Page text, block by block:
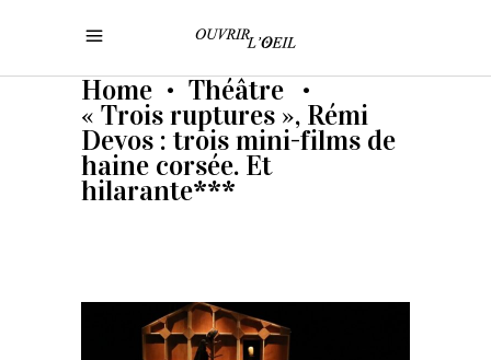
Home • Théâtre •
« Trois ruptures », Rémi
Devos : trois mini-films de
haine corsée. Et
hilarante***